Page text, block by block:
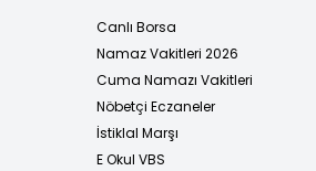
Canlı Borsa
Namaz Vakitleri 2026
Cuma Namazı Vakitleri
Nöbetçi Eczaneler
İstiklal Marşı
E Okul VBS